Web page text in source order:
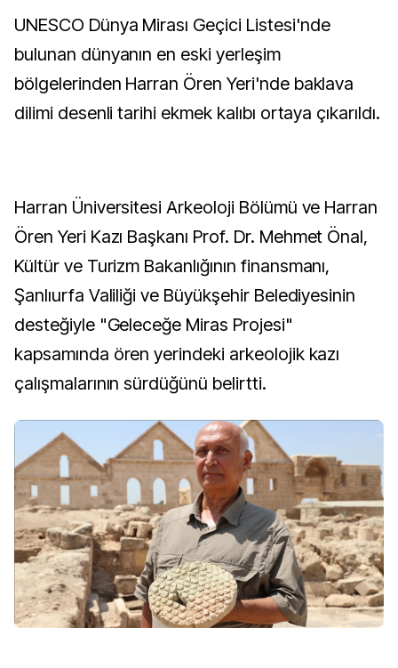
UNESCO Dünya Mirası Geçici Listesi'nde
bulunan dünyanın en eski yerleşim
bölgelerinden Harran Ören Yeri'nde baklava
dilimi desenli tarihi ekmek kalıbı ortaya çıkarıldı.
Harran Üniversitesi Arkeoloji Bölümü ve Harran
Ören Yeri Kazı Başkanı Prof. Dr. Mehmet Önal,
Kültür ve Turizm Bakanlığının finansmanı,
Şanlıurfa Valiliği ve Büyükşehir Belediyesinin
desteğiyle "Geleceğe Miras Projesi"
kapsamında ören yerindeki arkeolojik kazı
çalışmalarının sürdüğünü belirtti.